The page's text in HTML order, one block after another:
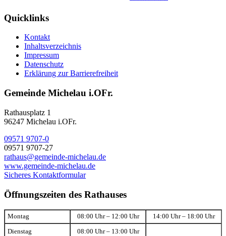
Quicklinks
Kontakt
Inhaltsverzeichnis
Impressum
Datenschutz
Erklärung zur Barrierefreiheit
Gemeinde Michelau i.OFr.
Rathausplatz 1
96247 Michelau i.OFr.
09571 9707-0
09571 9707-27
rathaus@gemeinde-michelau.de
www.gemeinde-michelau.de
Sicheres Kontaktformular
Öffnungszeiten des Rathauses
Montag 08:00 Uhr – 12:00 Uhr 14:00 Uhr – 18:00 Uhr
Dienstag 08:00 Uhr – 13:00 Uhr